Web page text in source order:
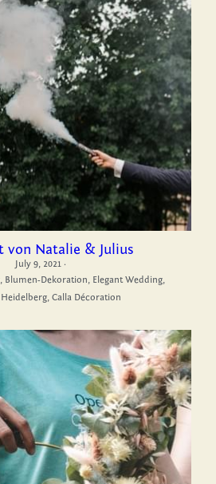
von Natalie & Julius
July 9, 2021 ·
Blumen-Dekoration, Elegant Wedding,
Calla Décoration